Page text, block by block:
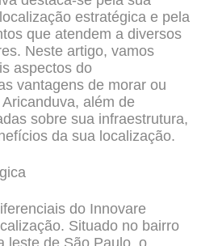
estratégica e pela
que atendem a diversos
Neste artigo, vamos
aspectos do
vantagens de morar ou
além de
sobre sua infraestrutura,
da sua localização.
do Innovare
Situado no bairro